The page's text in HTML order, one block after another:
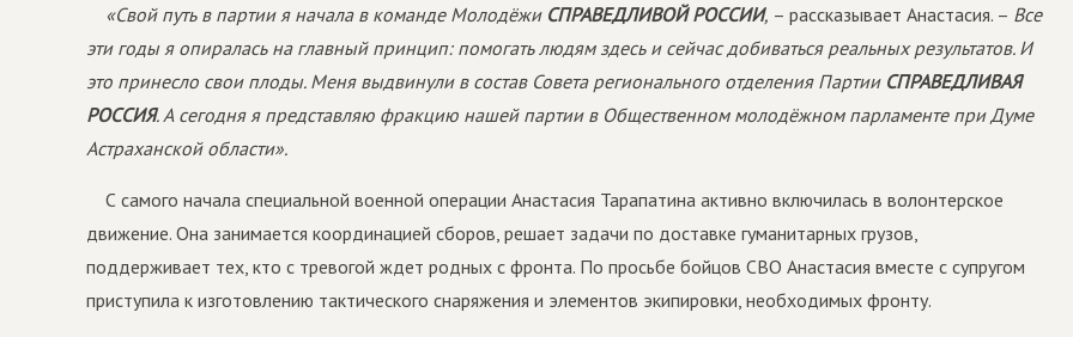
«Свой путь в партии я начала в команде Молодёжи СПРАВЕДЛИВОЙ РОССИИ, – рассказывает Анастасия. – Все
эти годы я опиралась на главный принцип: помогать людям здесь и сейчас добиваться реальных результатов. И
это принесло свои плоды. Меня выдвинули в состав Совета регионального отделения Партии СПРАВЕДЛИВАЯ
РОССИЯ. А сегодня я представляю фракцию нашей партии в Общественном молодёжном парламенте при Думе
Астраханской области».
С самого начала специальной военной операции Анастасия Тарапатина активно включилась в волонтерское
движение. Она занимается координацией сборов, решает задачи по доставке гуманитарных грузов,
поддерживает тех, кто с тревогой ждет родных с фронта. По просьбе бойцов СВО Анастасия вместе с супругом
приступила к изготовлению тактического снаряжения и элементов экипировки, необходимых фронту.